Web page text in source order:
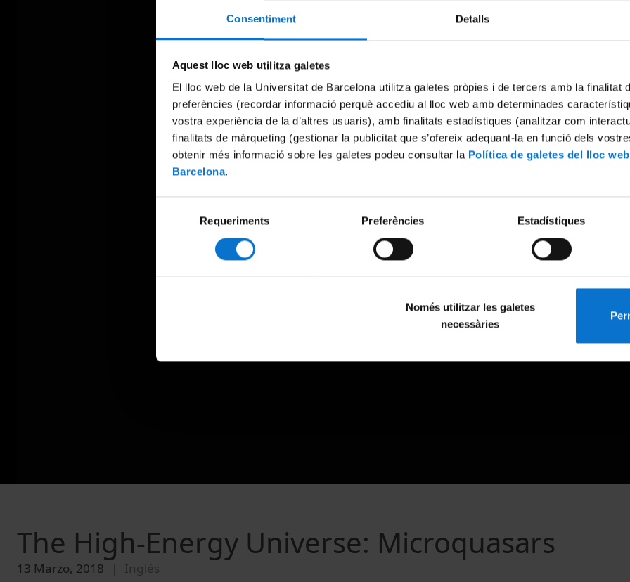
Consentiment Detalls
Aquest lloc web utilitza galetes
El lloc web de la Universitat de Barcelona utilitza galetes pròpies i de tercers amb la finalitat
preferències (recordar informació perquè accediu al lloc web amb determinades
vostra experiència de la d’altres usuaris), amb finalitats estadístiques (analitzar com
finalitats de màrqueting (gestionar la publicitat que s’ofereix adequant-la en funció dels
obtenir més informació sobre les galetes podeu consultar la Política de galetes del lloc
Barcelona.
Requeriments Preferències Estadístiques
Només utilitzar les galetes
necessàries
The High-Energy Universe: Microquasars
13 Marzo, 2018 Inglés